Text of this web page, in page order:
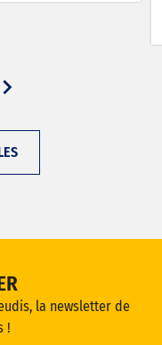
la newsletter de
!